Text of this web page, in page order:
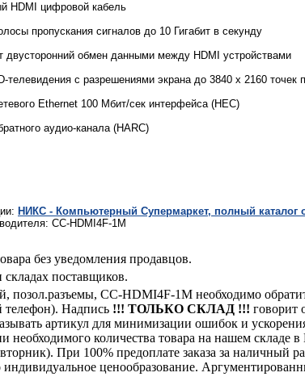
HDMI цифровой кабель
пропускания сигналов до 10 Гигабит в секунду
двусторонний обмен данными между HDMI устройствами
телевидения с разрешениями экрана до 3840 x 2160 точек
Ethernet 100 Мбит/сек интерфейса (HEC)
аудио-канала (HARC)
НИКС - Компьютерный Cупермаркет, полный каталог
CC-HDMI4F-1M
без уведомления продавцов.
поставщиков.
CC-HDMI4F-1M необходимо
телефон). Надпись !!! ТОЛЬКО СКЛАД !!! говорит
артикул для минимизации ошибок и
необходимого количества товара на нашем
При 100% предоплате заказа за наличный
ценообразование.